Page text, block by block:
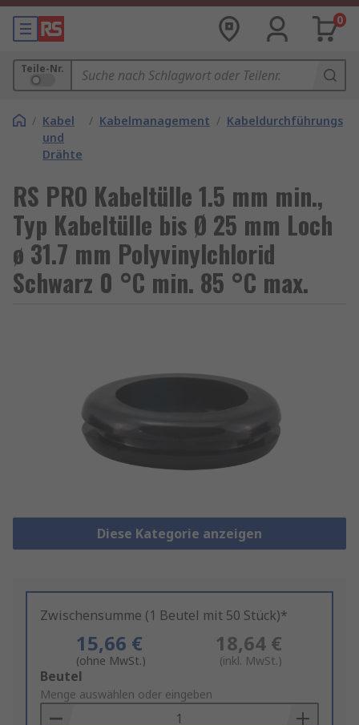
0
Teile-Nr.
/ Kabel
und
Drähte
/ Kabelmanagement /
RS PRO Kabeltülle 1.5 mm min.,
Typ Kabeltülle bis Ø 25 mm Loch
ø 31.7 mm Polyvinylchlorid
Schwarz 0 °C min. 85 °C max.
Diese Kategorie anzeigen
Zwischensumme (1 Beutel mit 50 Stück)*
15,66 €
(ohne MwSt.)
18,64 €
(inkl. MwSt.)
Add
to
Basket
Beutel
Menge auswählen oder eingeben